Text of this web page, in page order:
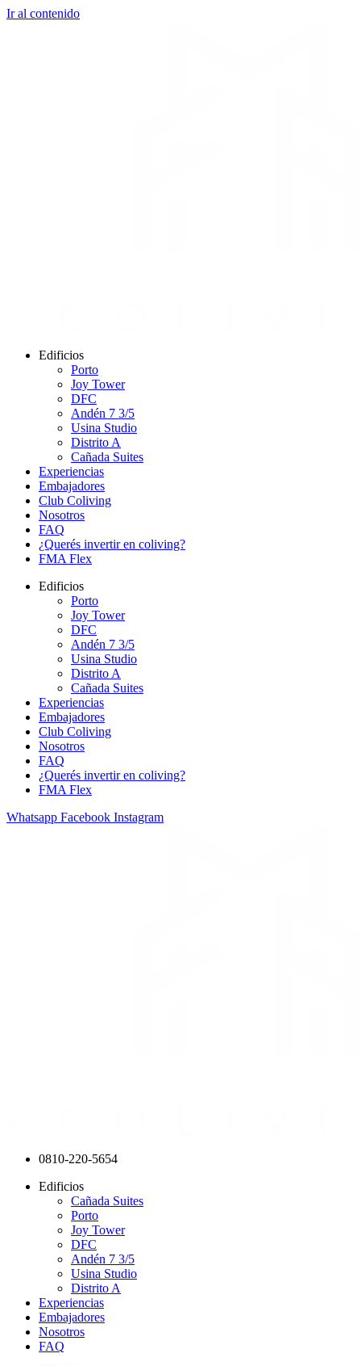
Ir al contenido
Edificios
Porto
Joy Tower
DFC
Andén 7 3/5
Usina Studio
Distrito A
Cañada Suites
Experiencias
Embajadores
Club Coliving
Nosotros
FAQ
¿Querés invertir en coliving?
FMA Flex
Edificios
Porto
Joy Tower
DFC
Andén 7 3/5
Usina Studio
Distrito A
Cañada Suites
Experiencias
Embajadores
Club Coliving
Nosotros
FAQ
¿Querés invertir en coliving?
FMA Flex
Whatsapp Facebook Instagram
0810-220-5654
Edificios
Cañada Suites
Porto
Joy Tower
DFC
Andén 7 3/5
Usina Studio
Distrito A
Experiencias
Embajadores
Nosotros
FAQ